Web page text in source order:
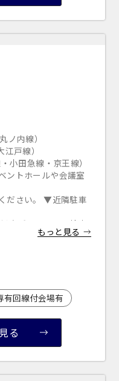
ノ内線）
戸線）
小田急線・京王線）
ントホールや会議室
ださい。 ▼近隣駐車
宿グランド」で検索
もっと見る
有回線付会場有
る
天井高3.5ｍ以上
喫煙所あり
控室あり
裏導線あり
専有回線(NURO)あり
株主総会・IR
プレス発表
展示会・販売会